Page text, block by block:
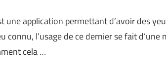
une application permettant d’avoir des
connu, l’usage de ce dernier se fait d’une
cela …